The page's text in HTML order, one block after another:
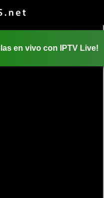
en vivo con IPTV Live!